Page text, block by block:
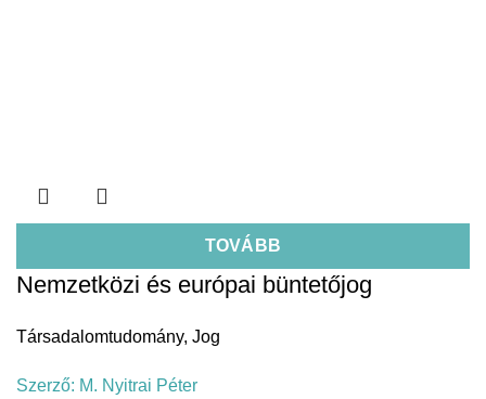
TOVÁBB
Nemzetközi és európai büntetőjog
Társadalomtudomány, Jog
Szerző: M. Nyitrai Péter